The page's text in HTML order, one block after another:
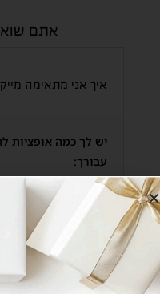
אתם
איך אני מתאימה
יש לך כמה אופציות
עבורך:
1. אופציה אחת היא
הבכירות שלנו
שיתאימו לך את הגוון
גוון המיקאפ בו
סרטוני הדרכה וטיפים
*ממליצות לך להכין